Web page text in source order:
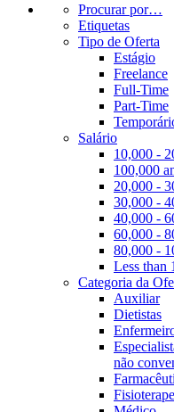
Procurar por…
Etiquetas
Tipo de Oferta
Estágio
Freelance
Full-Time
Part-Time
Salário
10,000 -
100,000
20,000 -
30,000 -
40,000 -
60,000 -
80,000 -
Less than
Categoria da
Auxiliar
Dietistas
não